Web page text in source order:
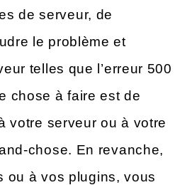
de serveur, de
le problème et
telles que l’erreur 500
chose à faire est de
votre serveur ou à votre
chose. En revanche,
ou à vos plugins, vous